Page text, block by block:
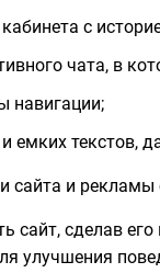
с
чата, в
навигации;
и емких текстов,
сайта и
сайт, сделав
улучшения